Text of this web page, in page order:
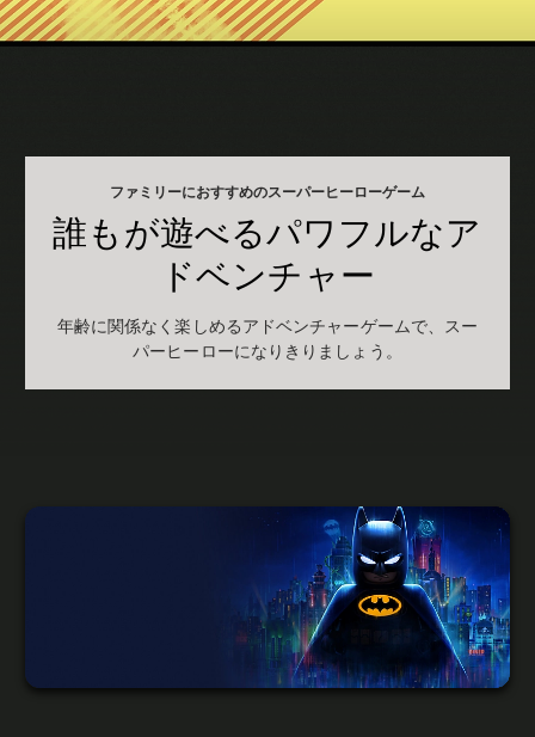
ファミリーにおすすめのスーパーヒーローゲーム
誰もが遊べるパワフルなア
ドベンチャー
年齢に関係なく楽しめるアドベンチャーゲームで、スー
パーヒーローになりきりましょう。